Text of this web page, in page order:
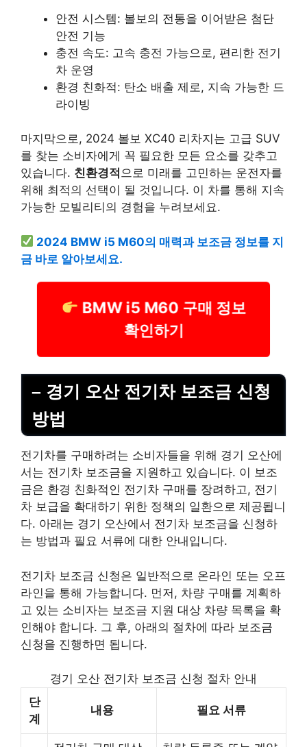
안전 시스템: 볼보의 전통을 이어받은 첨단
안전 기능
충전 속도: 고속 충전 가능으로, 편리한 전기
차 운영
환경 친화적: 탄소 배출 제로, 지속 가능한 드
라이빙
마지막으로, 2024 볼보 XC40 리차지는 고급 SUV
를 찾는 소비자에게 꼭 필요한 모든 요소를 갖추고
있습니다. 친환경적 으로 미래를 고민하는 운전자를
위해 최적의 선택이 될 것입니다. 이 차를 통해 지속
가능한 모빌리티의 경험을 누려보세요.
2024 BMW i5 M60의 매력과 보조금 정보를 지
금 바로 알아보세요.
BMW i5 M60 구매 정보
확인하기
– 경기 오산 전기차 보조금 신청
방법
전기차를 구매하려는 소비자들을 위해 경기 오산에
서는 전기차 보조금을 지원하고 있습니다. 이 보조
금은 환경 친화적인 전기차 구매를 장려하고, 전기
차 보급을 확대하기 위한 정책의 일환으로 제공됩니
다. 아래는 경기 오산에서 전기차 보조금을 신청하
는 방법과 필요 서류에 대한 안내입니다.
전기차 보조금 신청은 일반적으로 온라인 또는 오프
라인을 통해 가능합니다. 먼저, 차량 구매를 계획하
고 있는 소비자는 보조금 지원 대상 차량 목록을 확
인해야 합니다. 그 후, 아래의 절차에 따라 보조금
신청을 진행하면 됩니다.
경기 오산 전기차 보조금 신청 절차 안내
단
계
내용 필요 서류